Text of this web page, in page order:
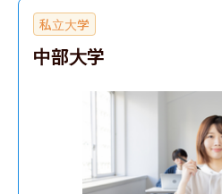
私立大学
中部大学